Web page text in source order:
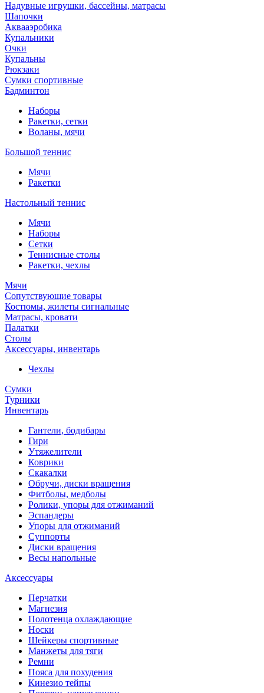
Надувные игрушки, бассейны, матрасы
Шапочки
Аквааэробика
Купальники
Очки
Купальны
Рюкзаки
Сумки спортивные
Бадминтон
Наборы
Ракетки, сетки
Воланы, мячи
Большой теннис
Мячи
Ракетки
Настольный теннис
Мячи
Наборы
Сетки
Теннисные столы
Ракетки, чехлы
Мячи
Сопутствующие товары
Костюмы, жилеты сигнальные
Матрасы, кровати
Палатки
Столы
Аксессуары, инвентарь
Чехлы
Сумки
Турники
Инвентарь
Гантели, бодибары
Гири
Утяжелители
Коврики
Скакалки
Обручи, диски вращения
Фитболы, медболы
Ролики, упоры для отжиманий
Эспандеры
Упоры для отжиманий
Суппорты
Диски вращения
Весы напольные
Аксессуары
Перчатки
Магнезия
Полотенца охлаждающие
Носки
Шейкеры спортивные
Манжеты для тяги
Ремни
Пояса для похудения
Кинезио тейпы